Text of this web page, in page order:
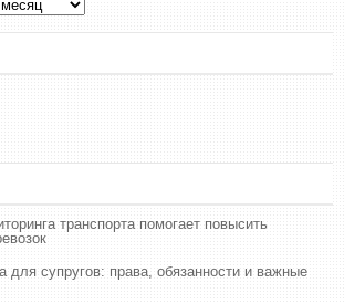
транспорта помогает повысить
для супругов: права, обязанности и важные